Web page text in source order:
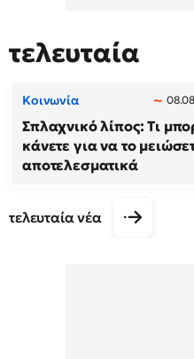
τελευταία
Κοινωνία
Σπλαχνικό λίπος: Τι
κάνετε για να το
αποτελεσματικά
τελευταία νέα